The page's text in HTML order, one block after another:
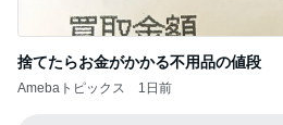
捨てたらお金がかかる不用品の値段
Amebaトピックス 1日前